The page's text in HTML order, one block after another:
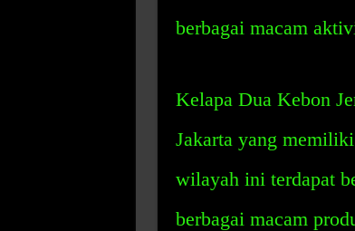
berbagai macam
Kelapa Dua Kebon
Jakarta yang
wilayah ini terdapat
berbagai macam